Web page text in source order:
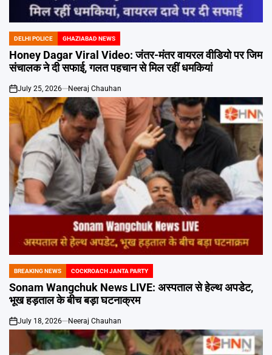
POSTED
IN
DELHI POLICE GHAZIABAD NEWS
Honey Dagar Viral Video: जंतर-मंतर वायरल वीडियो पर जिम
संचालक ने दी सफाई, गलत पहचान से मिल रहीं धमकियां
on
July 25, 2026 Neeraj Chauhan
POSTED
IN
BREAKING NEWS COCKROACH JANTA PARTY
Sonam Wangchuk News LIVE: अस्पताल से हेल्थ अपडेट,
भूख हड़ताल के बीच बड़ा घटनाक्रम
on
July 18, 2026 Neeraj Chauhan